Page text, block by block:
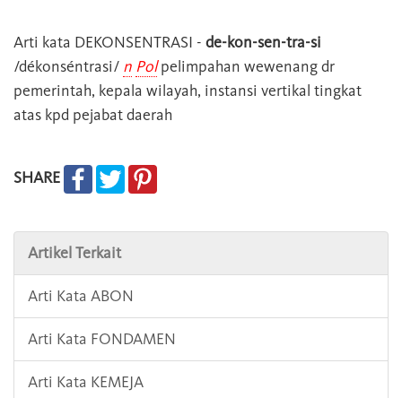
Arti kata DEKONSENTRASI - de-kon-sen-tra-si
/dékonséntrasi/ n Polpelimpahan wewenang dr
pemerintah, kepala wilayah, instansi vertikal tingkat
atas kpd pejabat daerah
SHARE
Artikel Terkait
Arti Kata ABON
Arti Kata FONDAMEN
Arti Kata KEMEJA